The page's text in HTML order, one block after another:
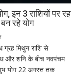
उपचुनावों
के
बढ़ाई
सियासी
हलचल
इन 3 राशियों पर रह
रहे योग
on
5
अगस्त
के
ग्रह मिथुन राशि से
और शनि के बीच नवपंचम
शुभ योग 22 अगस्त तक